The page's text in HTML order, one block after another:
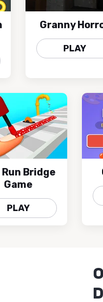
Granny
PLAY
Run Bridge
Game
PLAY